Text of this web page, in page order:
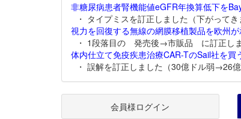
非糖尿病患者腎機能値eGFR年換算低下を
・ タイプミスを訂正しました（下がって
視力を回復する無線の網膜移植製品を欧州
・ 1段落目の 発売後→市販品 に訂正しま
体内仕立て免疫疾患治療CAR-TのSail社を買
・ 誤解を訂正しました（30億ドル弱→26億
会員様ログイン